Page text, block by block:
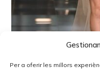
Per a oferir les millors